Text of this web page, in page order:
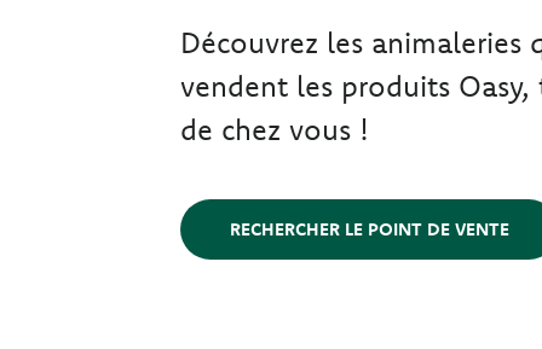
Découvrez les animaleries
vendent les produits
de chez vous !
RECHERCHER LE POINT DE VENTE